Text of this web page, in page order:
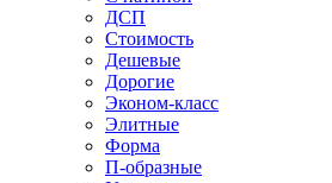
ДСП
Стоимость
Дешевые
Дорогие
Эконом-класс
Элитные
Форма
П-образные